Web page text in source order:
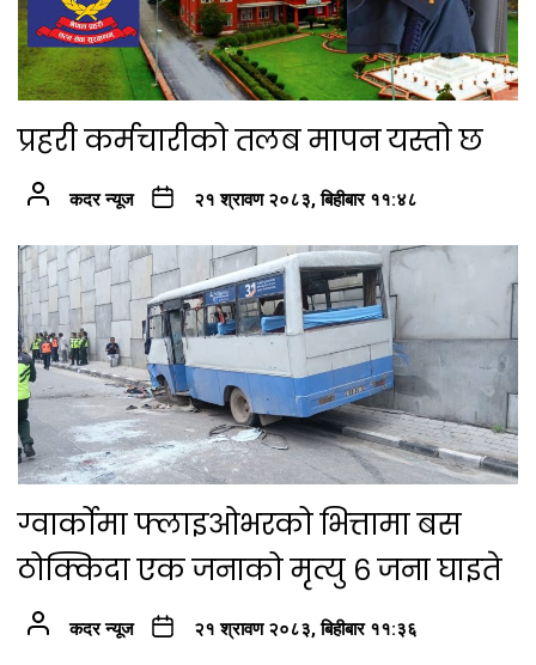
प्रहरी कर्मचारीको तलब मापन यस्तो छ
कदर न्यूज २१ श्रावण २०८३, बिहीबार ११:४८
ग्वार्कोमा फ्लाइओभरको भित्तामा बस
ठोक्किदा एक जनाको मृत्यु ६ जना घाइते
कदर न्यूज २१ श्रावण २०८३, बिहीबार ११:३६